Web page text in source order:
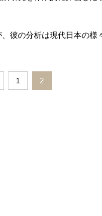
彼の分析は現代日本の様
1 2